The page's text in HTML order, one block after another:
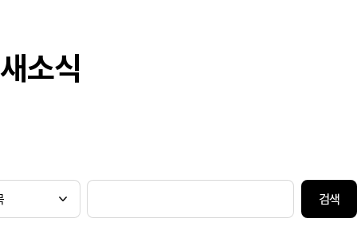
새소식
검색